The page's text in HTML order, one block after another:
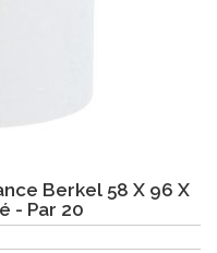
Berkel 58 X 96 X
- Par 20